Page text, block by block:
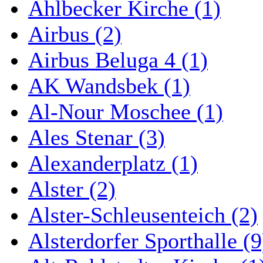
Ahlbecker Kirche (1)
Airbus (2)
Airbus Beluga 4 (1)
AK Wandsbek (1)
Al-Nour Moschee (1)
Ales Stenar (3)
Alexanderplatz (1)
Alster (2)
Alster-Schleusenteich (2)
Alsterdorfer Sporthalle